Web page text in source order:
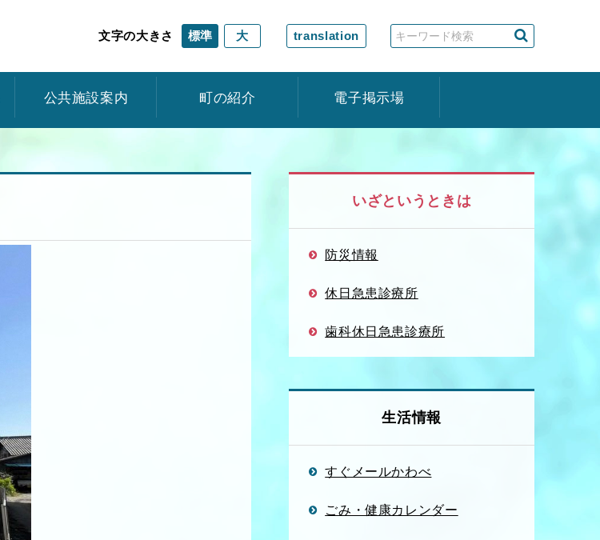
文字の大きさ 標準 大 translation
公共施設案内 町の紹介 電子掲示場
いざというときは
防災情報
休日急患診療所
歯科休日急患診療所
生活情報
すぐメールかわべ
ごみ・健康カレンダー